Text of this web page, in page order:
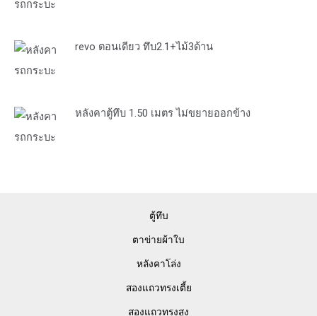
revo ตอนเดียว ทึบ2.1+ไม้3ด้าน
หลังคาตู้ทึบ 1.50 เมตร ไม่ขยายออกข้าง
ตู้ทึบ
ตาข่ายผ้าใบ
หลังคาโล่ง
สองแถวทรงเตี้ย
สองแถวทรงสูง